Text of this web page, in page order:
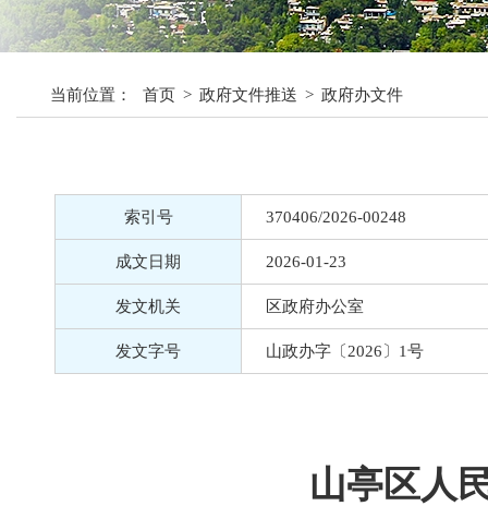
当前位置： 首页 > 政府文件推送 > 政府办文件
索引号 370406/2026-00248
成文日期 2026-01-23
发文机关 区政府办公室
发文字号 山政办字〔2026〕1号
山亭区人